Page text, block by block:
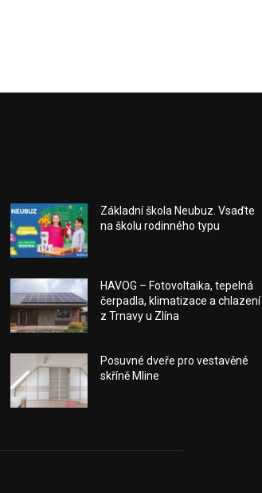
Základní škola Neubuz. Vsaďte
na školu rodinného typu
HAVOG – Fotovoltaika, tepelná
čerpadla, klimatizace a chlazení
z Trnavy u Zlína
Posuvné dveře pro vestavěné
skříně Mline